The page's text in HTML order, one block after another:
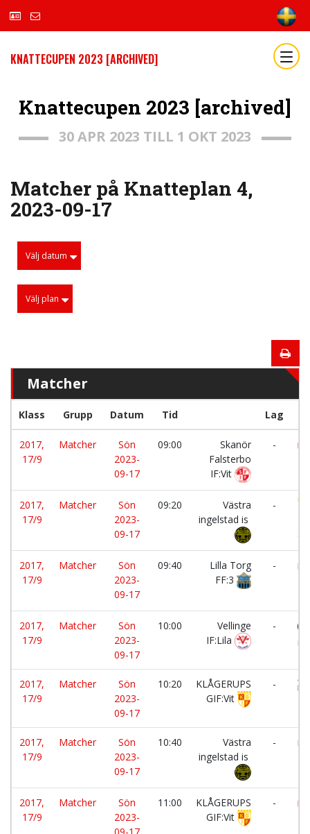
KNATTECUPEN 2023 [ARCHIVED]
Knattecupen 2023 [archived]
30 APR 2023 TILL 1 OKT 2023
Matcher på Knatteplan 4,
2023-09-17
Välj datum
Välj plan
Matcher
Klass Grupp Datum Tid Lag
2017,
17/9
Matcher
Sön
2023-
09-17
09:00
Skanör
Falsterbo
IF:Vit
-
2017,
17/9
Matcher
Sön
2023-
09-17
09:20
Västra
ingelstad is
-
2017,
17/9
Matcher
Sön
2023-
09-17
09:40
Lilla Torg
FF:3
-
2017,
17/9
Matcher
Sön
2023-
09-17
10:00
Vellinge
IF:Lila
-
2017,
17/9
Matcher
Sön
2023-
09-17
10:20
KLÅGERUPS
GIF:Vit
-
2017,
17/9
Matcher
Sön
2023-
09-17
10:40
Västra
ingelstad is
-
2017,
17/9
Matcher
Sön
2023-
11:00
KLÅGERUPS
GIF:Vit
-